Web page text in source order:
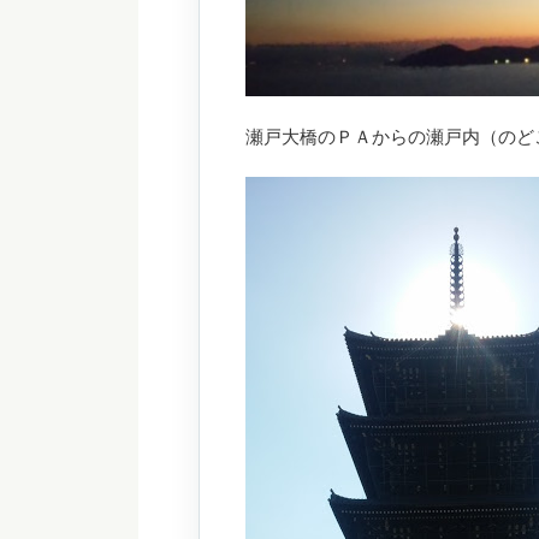
瀬戸大橋のＰＡからの瀬戸内（のど